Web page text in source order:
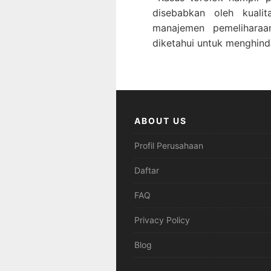
disebabkan oleh
manajemen
diketahui untuk
ABOUT US
Profil Perusahaan
Daftar
FAQ
Privacy Policy
Blog